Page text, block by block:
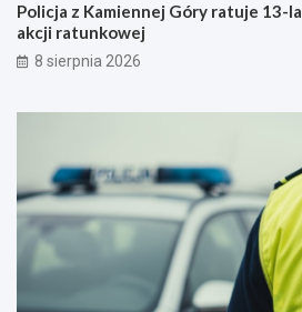
Policja z Kamiennej Góry ratuje 13-
akcji ratunkowej
8 sierpnia 2026